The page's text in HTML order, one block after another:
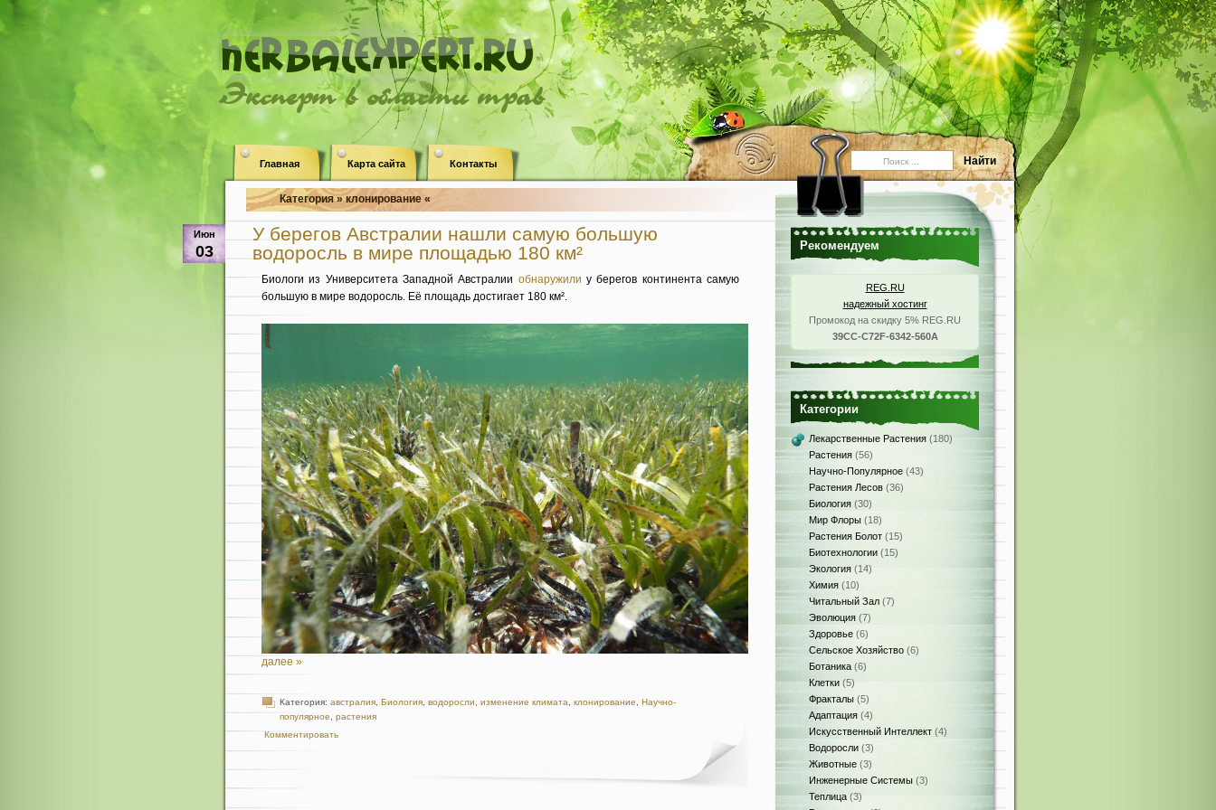
Эксперт в области трав
Главная Карта сайта Контакты
Категория » клонирование «
Июн
03
У берегов Австралии нашли самую большую
водоросль в мире площадью 180 км²
Биологи из Университета Западной Австралии обнаружили у берегов континента самую
большую в мире водоросль. Её площадь достигает 180 км².
далее »
Категория: австралия Биология водоросли изменение климата клонирование
Научно-
популярное
растения
Комментировать
Рекомендуем
REG.RU
надежный хостинг
Промокод на скидку 5% REG.RU
39CC-C72F-6342-560A
Категории
Лекарственные Растения (180)
Растения (56)
Научно-Популярное (43)
Растения Лесов (36)
Биология (30)
Мир Флоры (18)
Растения Болот (15)
Биотехнологии (15)
Экология (14)
Химия (10)
Читальный Зал (7)
Эволюция (7)
Здоровье (6)
Сельское Хозяйство (6)
Ботаника (6)
Клетки (5)
Фракталы (5)
Адаптация (4)
Искусственный Интеллект (4)
Водоросли (3)
Животные (3)
Инженерные Системы (3)
Теплица (3)